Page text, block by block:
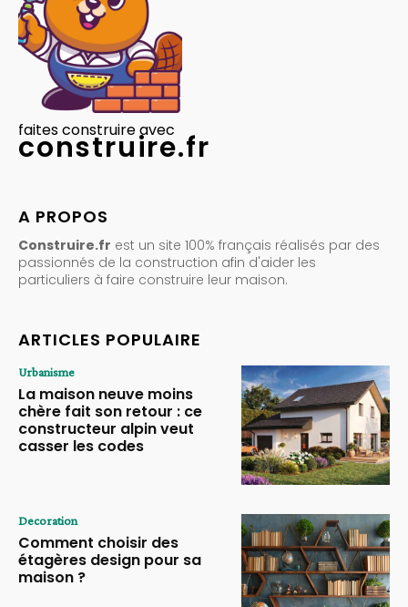
faites construire avec
construire.fr
A PROPOS
Construire.fr est un site 100% français réalisés par des
passionnés de la construction afin d'aider les
particuliers à faire construire leur maison.
ARTICLES POPULAIRE
Urbanisme
La maison neuve moins
chère fait son retour : ce
constructeur alpin veut
casser les codes
Decoration
Comment choisir des
étagères design pour sa
maison ?